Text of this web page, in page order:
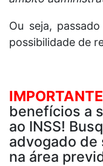
Ou seja,
possibilidade de
benefícios a
ao INSS!
advogado de
na área